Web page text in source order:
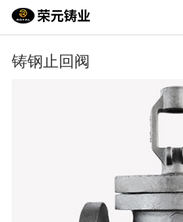
铸钢止回阀